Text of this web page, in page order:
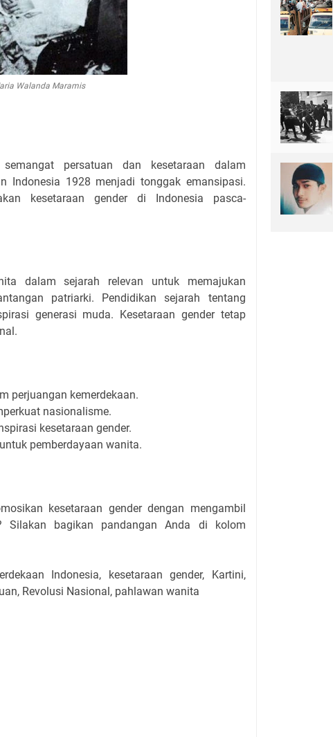
Walanda Maramis
persatuan dan kesetaraan dalam
Indonesia 1928 menjadi tonggak emansipasi.
kesetaraan gender di Indonesia pasca-
dalam sejarah relevan untuk memajukan
patriarki. Pendidikan sejarah tentang
generasi muda. Kesetaraan gender tetap
perjuangan kemerdekaan.
nasionalisme.
kesetaraan gender.
pemberdayaan wanita.
kesetaraan gender dengan mengambil
Silakan bagikan pandangan Anda di kolom
Indonesia, kesetaraan gender, Kartini,
Revolusi Nasional, pahlawan wanita